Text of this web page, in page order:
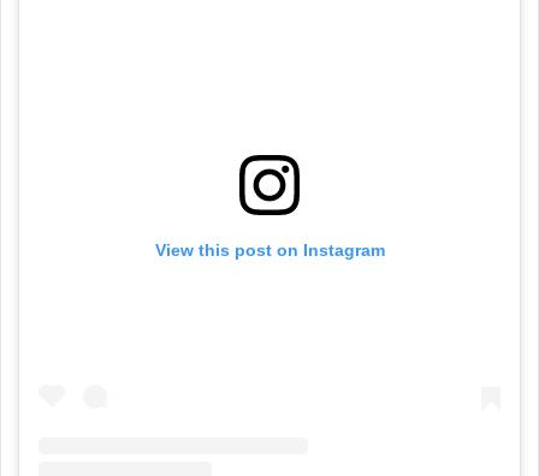
View this post on Instagram